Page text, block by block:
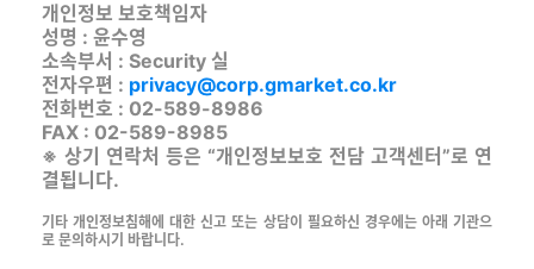
개인정보 보호책임자
성명 : 윤수영
소속부서 : Security 실
전자우편 : privacy@corp.gmarket.co.kr
전화번호 : 02-589-8986
FAX : 02-589-8985
※ 상기 연락처 등은 “개인정보보호 전담 고객센터”로 연
결됩니다.
기타 개인정보침해에 대한 신고 또는 상담이 필요하신 경우에는 아래 기관으
로 문의하시기 바랍니다.